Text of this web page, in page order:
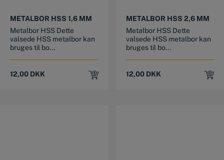
METALBOR HSS 1,6 MM
Metalbor HSS Dette
valsede HSS metalbor kan
bruges til bo...
12,00 DKK
METALBOR HSS 2,6 MM
Metalbor HSS Dette
valsede HSS metalbor kan
bruges til bo...
12,00 DKK